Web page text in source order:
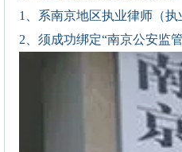
1、系南京地区执业律师（执
2、须成功绑定“南京公安监